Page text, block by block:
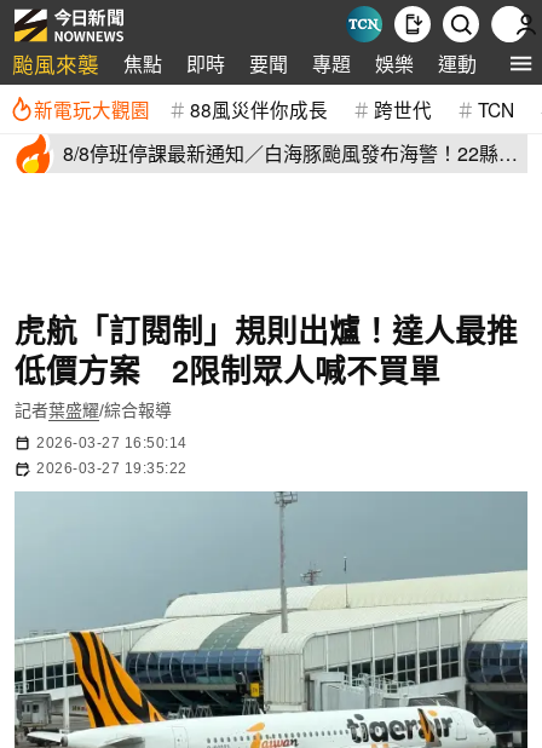
颱風來襲 焦點 即時 要聞 專題 娛樂 運動 全球
新電玩大觀園 88風災伴你成長 跨世代 TCN
8/8停班停課最新通知／白海豚颱風發布海警！22縣市
虎航「訂閱制」規則出爐！達人最推
低價方案 2限制眾人喊不買單
記者葉盛耀/綜合報導
2026-03-27 16:50:14
2026-03-27 19:35:22